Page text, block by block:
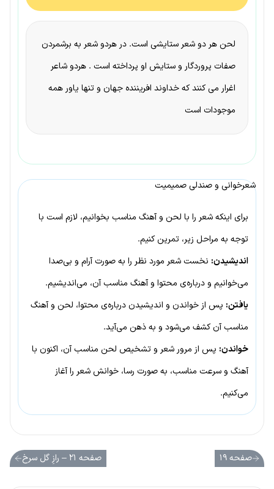
لحن هر دو شعر ستایشی است. در هردو شعر به برشمردن
صفات پروردگار و ستایش او پرداخته است . هردو شاعر
اغرار می کنند که خداوند افریننده جهان و تنها یاور همه
موجودات است
شعرخوانی و صندلی صمیمیت
برای اینکه شعر را با لحن و آهنگ مناسب بخوانیم، لازم است با
توجه به مراحل زیر، تمرین کنیم.
اندیشیدن: نخست شعر مورد نظر را به صورت آرام و بی‌صدا
می‌خوانیم و درباره‌ی محتوا و آهنگ مناسب آن، می‌اندیشیم.
یافتن: پس از خواندن و اندیشیدن درباره‌ی محتوا، لحن و آهنگ
مناسب آن کشف می‌شود و به ذهن می‌آید.
خواندن: پس از مرور شعر و تشخیص لحن مناسب آن، اکنون با
آهنگ و سرعت مناسب، به صورت رسا، خوانش شعر را آغاز
می‌کنیم.
صفحه ۱۹ صفحه ۲۱ – رازِ گل سرخ